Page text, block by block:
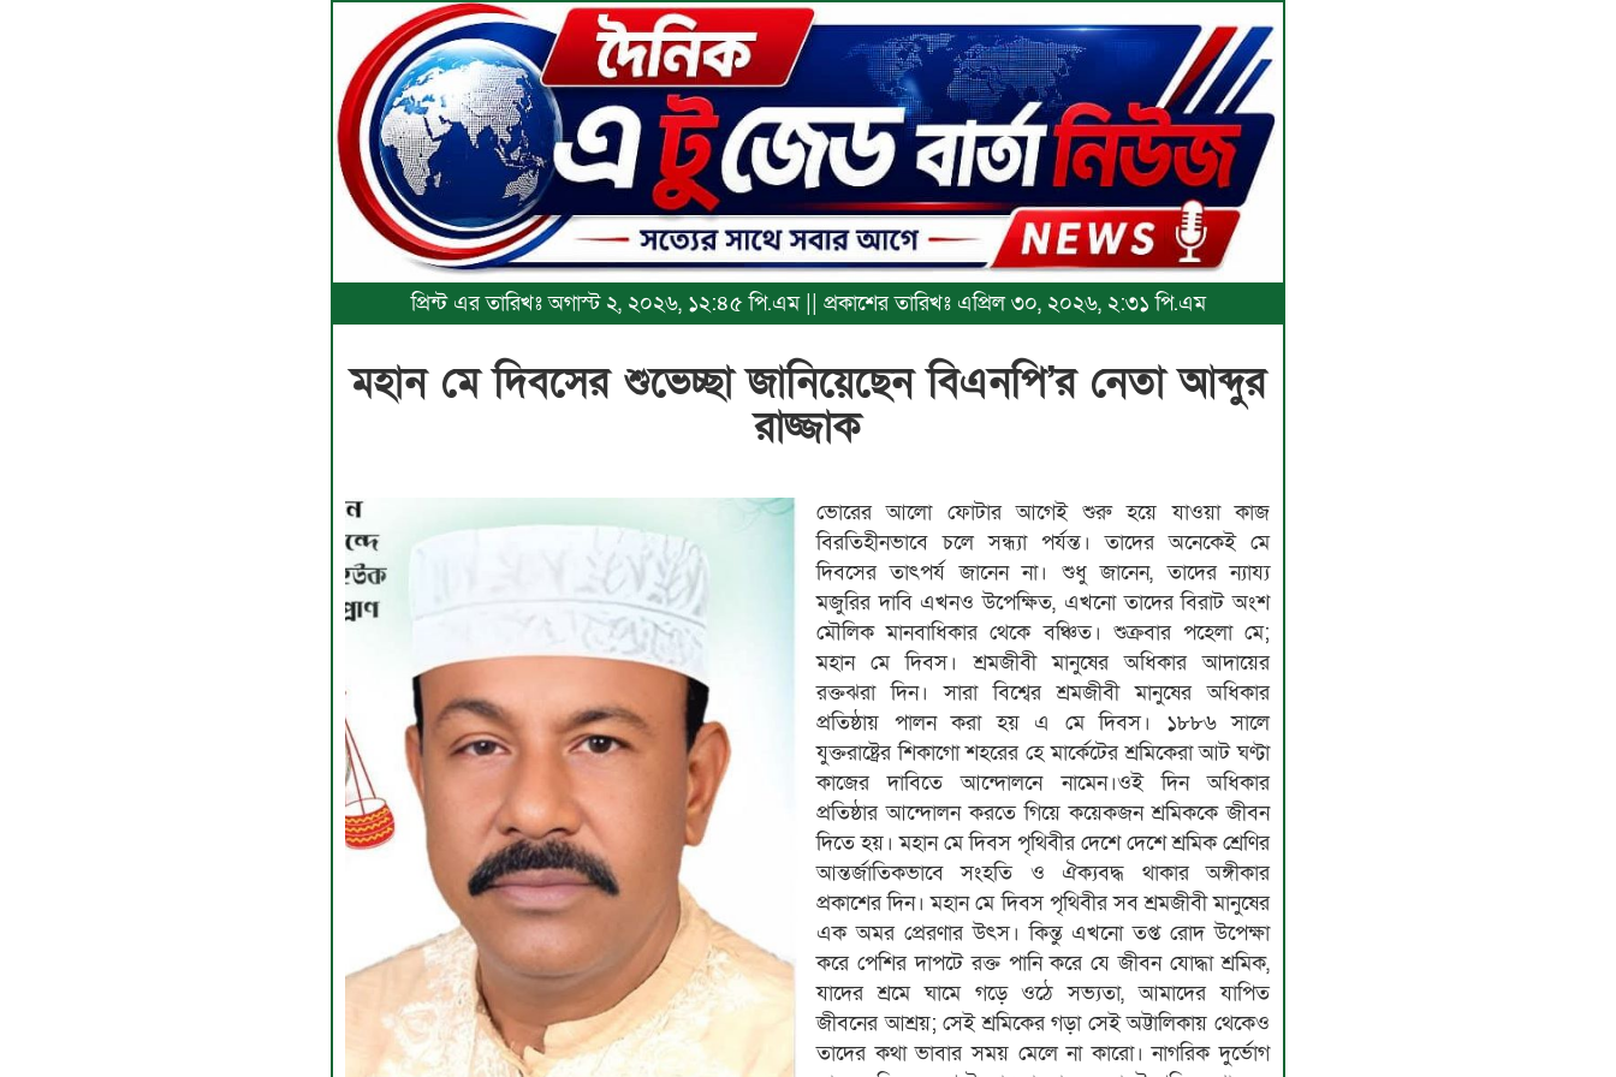
প্রিন্ট এর তারিখঃ অগাস্ট ২, ২০২৬, ১২:৪৫ পি.এম || প্রকাশের তারিখঃ এপ্রিল ৩০, ২০২৬, ২:৩১ পি.এম
মহান মে দিবসের শুভেচ্ছা জানিয়েছেন বিএনপি’র নেতা আব্দুর
রাজ্জাক
ভোরের আলো ফোটার আগেই শুরু হয়ে যাওয়া কাজ
বিরতিহীনভাবে চলে সন্ধ্যা পর্যন্ত। তাদের অনেকেই মে
দিবসের তাৎপর্য জানেন না। শুধু জানেন, তাদের ন্যায্য
মজুরির দাবি এখনও উপেক্ষিত, এখনো তাদের বিরাট অংশ
মৌলিক মানবাধিকার থেকে বঞ্চিত। শুক্রবার পহেলা মে;
মহান মে দিবস। শ্রমজীবী মানুষের অধিকার আদায়ের
রক্তঝরা দিন। সারা বিশ্বের শ্রমজীবী মানুষের অধিকার
প্রতিষ্ঠায় পালন করা হয় এ মে দিবস। ১৮৮৬ সালে
যুক্তরাষ্ট্রের শিকাগো শহরের হে মার্কেটের শ্রমিকেরা আট ঘণ্টা
কাজের দাবিতে আন্দোলনে নামেন।ওই দিন অধিকার
প্রতিষ্ঠার আন্দোলন করতে গিয়ে কয়েকজন শ্রমিককে জীবন
দিতে হয়। মহান মে দিবস পৃথিবীর দেশে দেশে শ্রমিক শ্রেণির
আন্তর্জাতিকভাবে সংহতি ও ঐক্যবদ্ধ থাকার অঙ্গীকার
প্রকাশের দিন। মহান মে দিবস পৃথিবীর সব শ্রমজীবী মানুষের
এক অমর প্রেরণার উৎস। কিন্তু এখনো তপ্ত রোদ উপেক্ষা
করে পেশির দাপটে রক্ত পানি করে যে জীবন যোদ্ধা শ্রমিক,
যাদের শ্রমে ঘামে গড়ে ওঠে সভ্যতা, আমাদের যাপিত
জীবনের আশ্রয়; সেই শ্রমিকের গড়া সেই অট্টালিকায় থেকেও
তাদের কথা ভাবার সময় মেলে না কারো। নাগরিক দুর্ভোগ